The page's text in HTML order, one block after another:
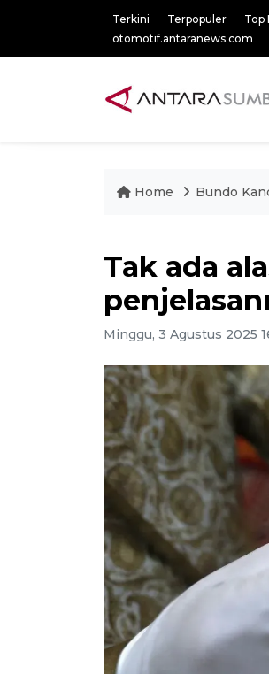
Terkini Terpopuler Top
otomotif.antaranews.com
Home Bundo
Tak ada
Minggu, 3 Agustus 2025